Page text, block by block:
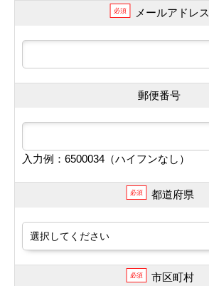
必須 メールアドレス
郵便番号
入力例：6500034（ハイフンなし）
必須 都道府県
必須 市区町村